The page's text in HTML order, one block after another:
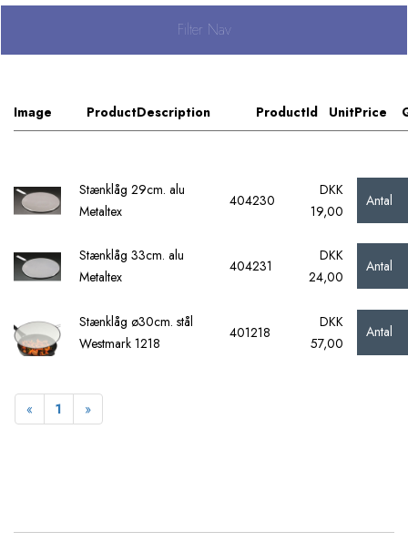
Filter Nav
Image ProductDescription ProductId UnitPrice
Stænklåg 29cm. alu
Metaltex
404230
DKK
19,00
Antal
Stænklåg 33cm. alu
Metaltex
404231
DKK
24,00
Antal
Stænklåg ø30cm. stål
Westmark 1218
401218
DKK
57,00
Antal
« Forrige
1 »Næste